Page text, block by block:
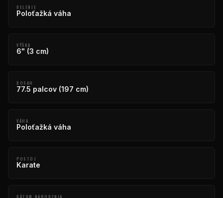
DELENIE
Poloťažká váha
VÝŠKA
6" (3 cm)
DOSAH
77.5 palcov (197 cm)
VÁHA
Poloťažká váha
POSTOJ
Karate
DÁTUM NARODENIA